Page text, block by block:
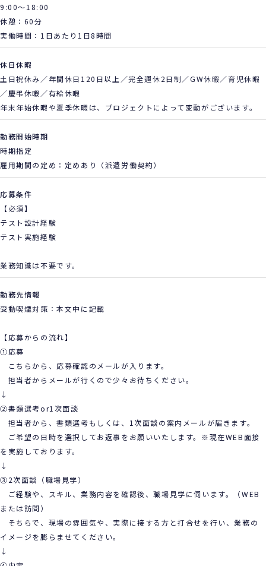
9:00～18:00
休憩：60分
実働時間：1日あたり1日8時間
休日休暇
土日祝休み／年間休日120日以上／完全週休2日制／GW休暇／育児休暇
／慶弔休暇／有給休暇
年末年始休暇や夏季休暇は、プロジェクトによって変動がございます。
勤務開始時期
時期指定
雇用期間の定め：定めあり（派遣労働契約）
応募条件
【必須】
テスト設計経験
テスト実施経験
業務知識は不要です。
勤務先情報
受動喫煙対策：本文中に記載
【応募からの流れ】
①応募
こちらから、応募確認のメールが入ります。
担当者からメールが行くので少々お待ちください。
↓
②書類選考or1次面談
担当者から、書類選考もしくは、1次面談の案内メールが届きます。
ご希望の日時を選択してお返事をお願いいたします。※現在WEB面接
を実施しております。
↓
③2次面談（職場見学）
ご経験や、スキル、業務内容を確認後、職場見学に伺います。（WEB
または訪問）
そちらで、現場の雰囲気や、実際に接する方と打合せを行い、業務の
イメージを膨らませてください。
↓